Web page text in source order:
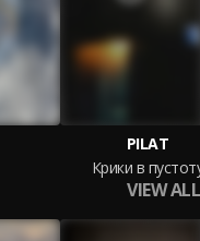
PILAT
Крики в
VIEW ALL